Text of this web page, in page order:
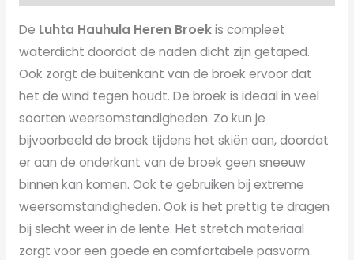
De Luhta Hauhula Heren Broekis compleet
waterdicht doordat de naden dicht zijn getaped.
Ook zorgt de buitenkant van de broek ervoor dat
het de wind tegen houdt. De broek is ideaal in veel
soorten weersomstandigheden. Zo kun je
bijvoorbeeld de broek tijdens het skiën aan, doordat
er aan de onderkant van de broek geen sneeuw
binnen kan komen. Ook te gebruiken bij extreme
weersomstandigheden. Ook is het prettig te dragen
bij slecht weer in de lente. Het stretch materiaal
zorgt voor een goede en comfortabele pasvorm.